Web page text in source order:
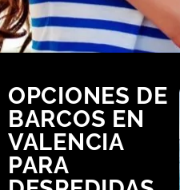
OPCIONES DE
BARCOS EN
VALENCIA
PARA